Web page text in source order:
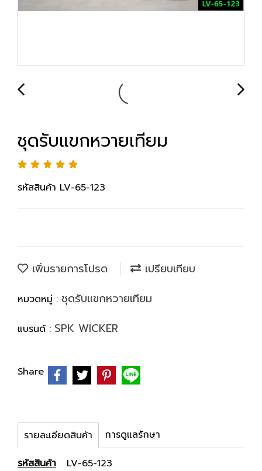
ชุดรับแขกหวายเทียม
รหัสสินค้า LV-65-123
เพิ่มรายการโปรด เปรียบเทียบ
หมวดหมู่ : ชุดรับแขกหวายเทียม
แบรนด์ : SPK WICKER
Share
รายละเอียดสินค้า การดูแลรักษา
รหัสสินค้า
LV-65-123